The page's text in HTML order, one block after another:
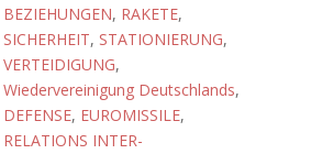
BEZIEHUNGEN, RAKETE,
SICHERHEIT, STATIONIERUNG,
VERTEIDIGUNG,
Wiedervereinigung Deutschlands,
DEFENSE, EUROMISSILE,
RELATIONS INTER-